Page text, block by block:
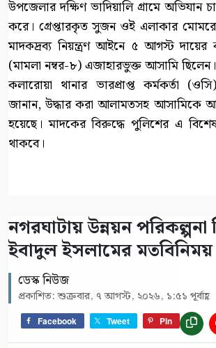
উপজেলার দক্ষিণ ভাদিয়ালি গ্রামে অভিযান
করে। গ্রেপ্তারকৃত সুজন ওই এলাকার
মাদকদ্রব্য নিয়ন্ত্রণ আইনে ৫ আগস্ট
(মামলা নম্বর-৮) এজাহারভুক্ত আসামি ছিলেন।
কলারোয়া থানার ভারপ্রাপ্ত কর্মকর্তা
জানান, উদ্ধার করা আলামতসহ আসামিকে
হয়েছে। মাদকের বিরুদ্ধে পুলিশের এ
থাকবে।
নগরঘাটায় উন্নয়ন পরিকল্পনা
ইবাদুল ইসলামের মতবিনিময়
ডেস্ক নিউজ
প্রকাশিত: শুক্রবার, ৭ আগস্ট, ২০২৬, ১:৫১ পূর্বাহ্ণ
Facebook Tweet Pin